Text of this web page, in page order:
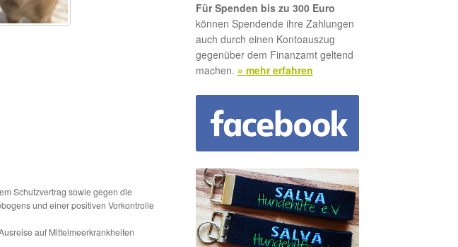
Schutzvertrag sowie gegen die
und einer positiven Vorkontrolle
auf Mittelmeerkrankheiten
Für Spenden bis zu 300 Euro
können Spendende ihre Zahlungen
auch durch einen Kontoauszug
gegenüber dem Finanzamt geltend
machen. » mehr erfahren